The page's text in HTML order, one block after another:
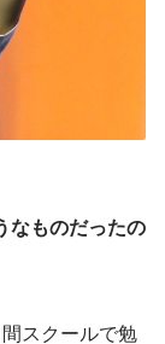
なものだったの
スクールで勉